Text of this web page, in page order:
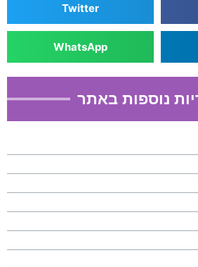
Twitter
WhatsApp
נוספות באתר